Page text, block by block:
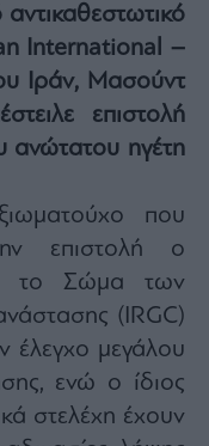
International –
Ιράν, Μασούντ
επιστολή
ανώτατου ηγέτη
που
επιστολή ο
το Σώμα των
(IRGC)
έλεγχο μεγάλου
ενώ ο ίδιος
στελέχη έχουν